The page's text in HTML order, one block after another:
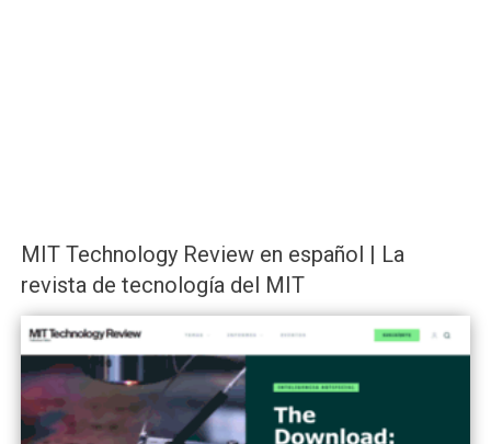
MIT Technology Review en español | La
revista de tecnología del MIT